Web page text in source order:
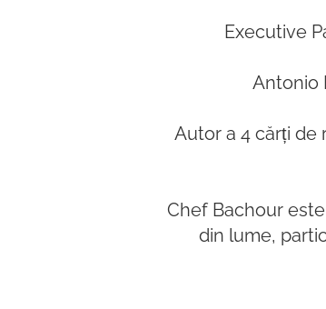
Executive
Antonio
Autor a 4 cărți de
Chef Bachour
din lume,